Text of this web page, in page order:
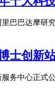
巴巴达摩研
士创新
务中心正式